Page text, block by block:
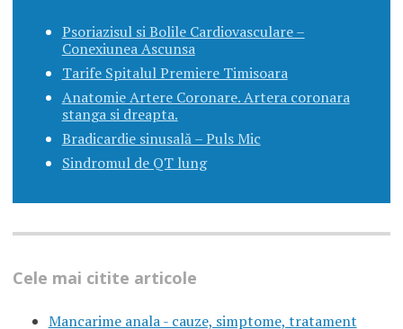
Psoriazisul si Bolile Cardiovasculare –
Conexiunea Ascunsa
Tarife Spitalul Premiere Timisoara
Anatomie Artere Coronare. Artera coronara
stanga si dreapta.
Bradicardie sinusală – Puls Mic
Sindromul de QT lung
Cele mai citite articole
Mancarime anala - cauze, simptome, tratament